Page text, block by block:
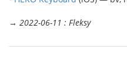
→ 2022-06-11 : Fleksy